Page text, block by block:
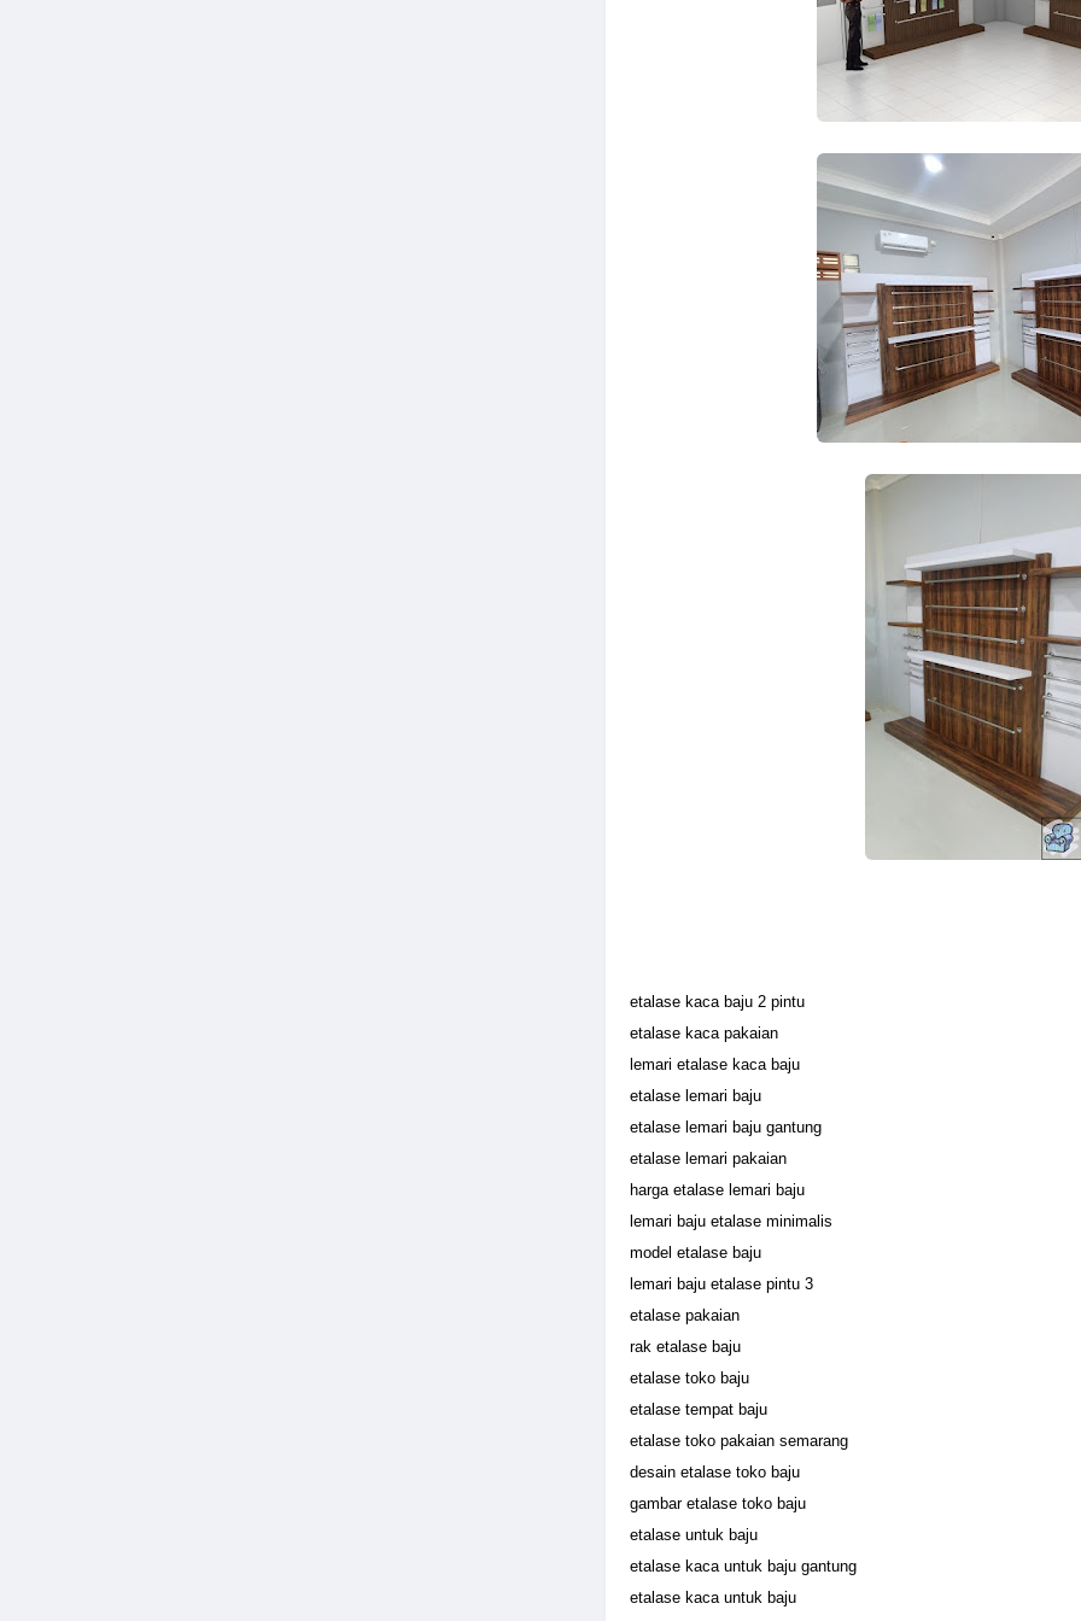
etalase kaca baju 2 pintu
etalase kaca pakaian
lemari etalase kaca baju
etalase lemari baju
etalase lemari baju gantung
etalase lemari pakaian
harga etalase lemari baju
lemari baju etalase minimalis
model etalase baju
lemari baju etalase pintu 3
etalase pakaian
rak etalase baju
etalase toko baju
etalase tempat baju
etalase toko pakaian semarang
desain etalase toko baju
gambar etalase toko baju
etalase untuk baju
etalase kaca untuk baju gantung
etalase kaca untuk baju